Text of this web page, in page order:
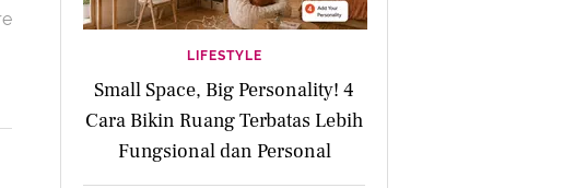
LIFESTYLE
Small Space, Big Personality! 4
Cara Bikin Ruang Terbatas Lebih
Fungsional dan Personal